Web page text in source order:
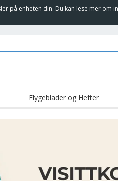
på enheten din. Du kan lese mer om
Flygeblader og Hefter